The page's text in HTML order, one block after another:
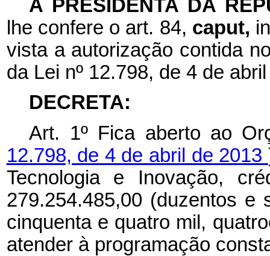
A PRESIDENTA DA
lhe confere o art. 84, caput,
vista a autorização contida
da Lei nº 12.798, de 4 de
DECRETA:
Art. 1º Fica aberto ao
12.798, de 4 de abril de 2013
Tecnologia e Inovação,
279.254.485,00 (duzentos e
cinquenta e quatro mil,
atender à programação